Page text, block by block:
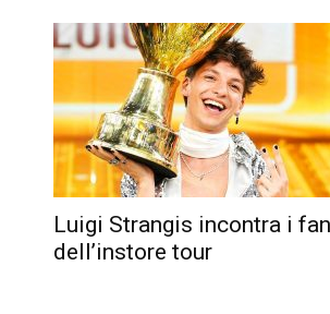
Luigi Strangis incontra i
dell’instore tour